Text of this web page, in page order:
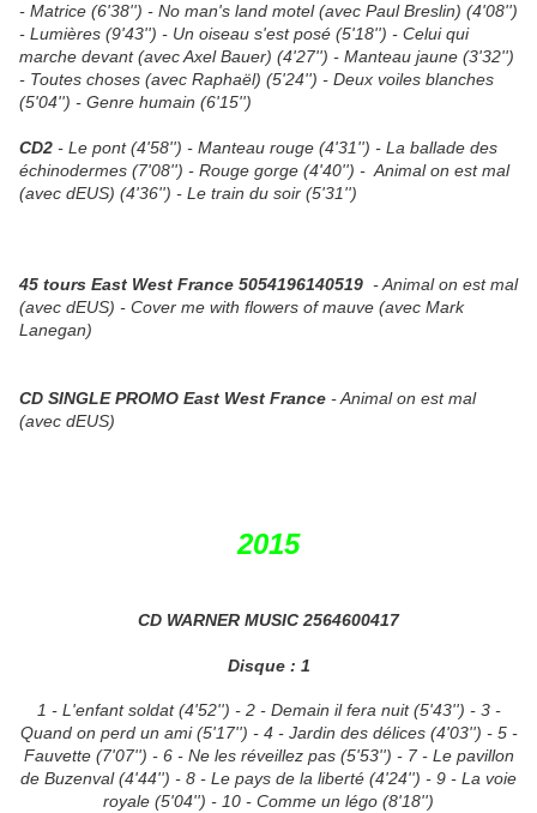
- Matrice (6'38'') - No man's land motel(avec Paul Breslin) (4'08'')
- Lumières (9'43'') - Un oiseau s'est posé (5'18'') - Celui qui
marche devant (avec Axel Bauer) (4'27'') - Manteau jaune (3'32'')
- Toutes choses (avec Raphaël) (5'24'') - Deux voiles blanches
(5'04'') - Genre humain (6'15'')
CD2 - Le pont (4'58'') - Manteau rouge (4'31'') - La ballade des
échinodermes (7'08'') - Rouge gorge (4'40'') - Animal on est mal
(avec dEUS) (4'36'') - Le train du soir (5'31'')
45 tours East West France 5054196140519 - Animal on est mal
(avec dEUS) - Cover me with flowers of mauve (avec Mark
Lanegan)
CD SINGLE PROMO East West France - Animal on est mal
(avec dEUS)
2015
CD WARNER MUSIC 2564600417
Disque : 1
1 - L'enfant soldat (4'52'') - 2 - Demain il fera nuit (5'43'') - 3 -
Quand on perd un ami (5'17'') - 4 - Jardin des délices (4'03'') - 5 -
Fauvette (7'07'') - 6 - Ne les réveillez pas (5'53'') - 7 - Le pavillon
de Buzenval (4'44'') - 8 - Le pays de la liberté (4'24'') - 9 - La voie
royale (5'04'') - 10 - Comme un légo (8'18'')